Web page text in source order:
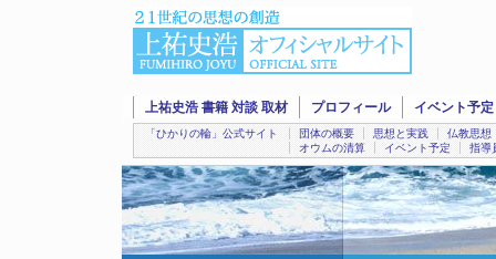
上祐史浩 書籍 対談 取材 プロフィール イベント予定
「ひかりの輪」公式サイト 団体の概要 思想と実践
仏教思想
オウムの清算
イベント予定 指導